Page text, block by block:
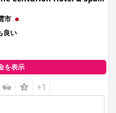
、好ましい選択肢となっていま
さを加え、部屋をビジネスとレ
出した選択肢にしています。ホ
準の清潔さを維持しており、空
た、衛生的で豪華な環境を作り
Leaves Hotel Izumo)
で、礼儀正しく、思いやりのあ
ます。特に、フロントデスクの
象を与え、全体的な快適な体験
市
良い
を表示
+1